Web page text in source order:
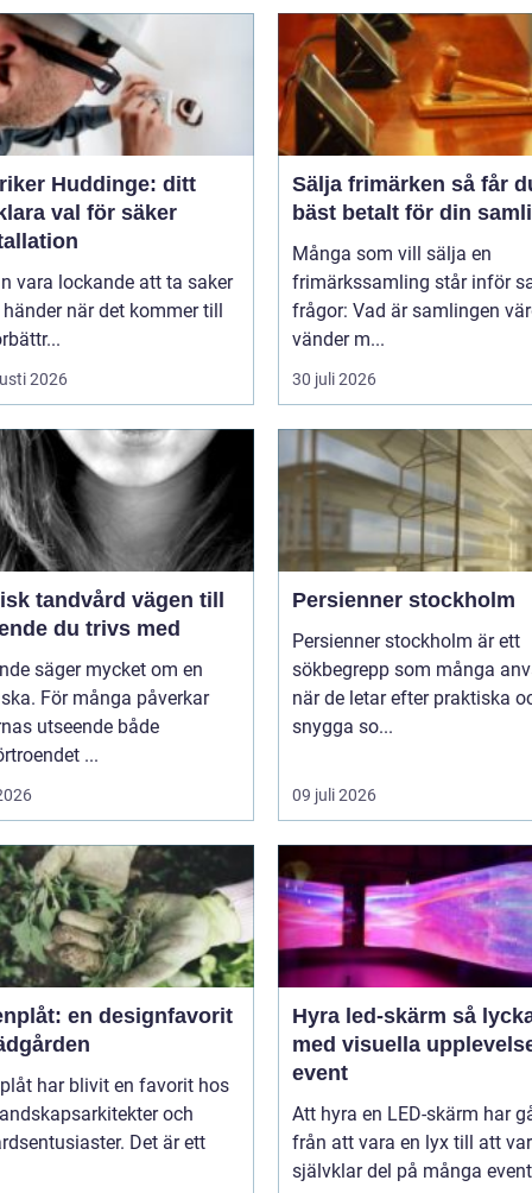
Huddinge: ditt
val för säker
vara lockande att ta saker
när det kommer till
2026
Sälja frimärken så får du
bäst betalt för din
Många som vill sälja en
frimärkssamling står inför
frågor: Vad är samlingen
vänder m...
30 juli 2026
vägen till
du trivs med
säger mycket om en
För många påverkar
utseende både
...
Persienner stockholm
Persienner stockholm är ett
sökbegrepp som många
när de letar efter praktiska
snygga so...
09 juli 2026
en designfavorit
har blivit en favorit hos
och
Det är ett
Hyra led-skärm så lyckas du
med visuella
event
Att hyra en LED-skärm har
från att vara en lyx till att
självklar del på många